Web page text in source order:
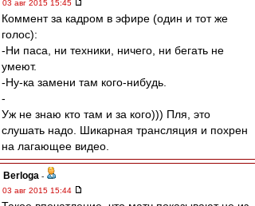
03 авг 2015 15:45
Коммент за кадром в эфире (один и тот же
голос):
-Ни паса, ни техники, ничего, ни бегать не
умеют.
-Ну-ка замени там кого-нибудь.
-
Уж не знаю кто там и за кого))) Пля, это
слушать надо. Шикарная трансляция и похрен
на лагающее видео.
Berloga -
03 авг 2015 15:44